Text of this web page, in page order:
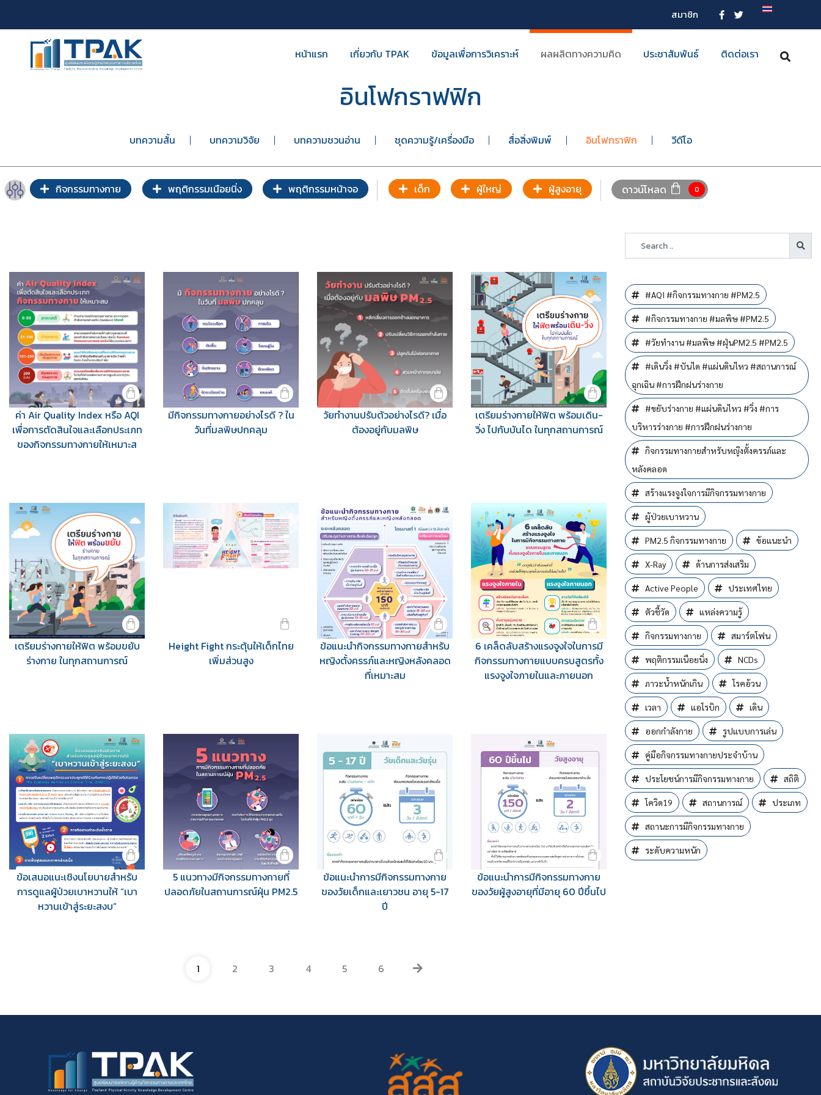
อินโฟกราฟฟิก
บทความสั้น บทความวิจัย บทความชวนอ่าน ชุดความรู้/เครื่องมือ สื่อสิ่งพิมพ์ อินโฟกราฟิก วีดีโอ
กิจกรรมทางกาย พฤติกรรมเนือยนิ่ง พฤติกรรมหน้าจอ เด็ก ผู้ใหญ่ ผู้สูงอายุ ดาวน์โหลด 0
5 ชุด
Download
สมาชิก
หน้าแรก เกี่ยวกับ TPAK ข้อมูลเพื่อการวิเคราะห์ ผลผลิตทางความคิด ประชาสัมพันธ์ ติดต่อเรา
ค่า Air Quality Index หรือ AQI
เพื่อการตัดสินใจและเลือกประเภท
ของกิจกรรมทางกายให้เหมาะส
มีกิจกรรมทางกายอย่างไรดี ? ใน
วันที่มลพิษปกคลุม
วัยทำงานปรับตัวอย่างไรดี? เมื่อ
ต้องอยู่กับมลพิษ
เตรียมร่างกายให้ฟิต พร้อมเดิน-
วิ่ง ไปกับบันได ในทุกสถานการณ์
เตรียมร่างกายให้ฟิต พร้อมขยับ
ร่างกาย ในทุกสถานการณ์
Height Fight กระตุ้นให้เด็กไทย
เพิ่มส่วนสูง
ข้อแนะนำกิจกรรมทางกายสำหรับ
หญิงตั้งครรภ์และหญิงหลังคลอด
ที่เหมาะสม
6 เคล็ดลับสร้างแรงจูงใจในการมี
กิจกรรมทางกายแบบครบสูตรทั้ง
แรงจูงใจภายในและภายนอก
ข้อเสนอแนะเชิงนโยบายสำหรับ
การดูแลผู้ป่วยเบาหวานให้ “เบา
หวานเข้าสู่ระยะสงบ”
5 แนวทางมีกิจกรรมทางกายที่
ปลอดภัยในสถานการณ์ฝุ่น PM2.5
ข้อแนะนำการมีกิจกรรมทางกาย
ของวัยเด็กและเยาวชน อายุ 5-17
ปี
ข้อแนะนำการมีกิจกรรมทางกาย
ของวัยผู้สูงอายุที่มีอายุ 60 ปีขึ้นไป
1 2 3 4 5 6
#AQI #กิจกรรมทางกาย #PM2.5
#กิจกรรมทางกาย #มลพิษ #PM2.5
#วัยทำงาน #มลพิษ #ฝุ่นPM2.5 #PM2.5
#เดินวิ่ง #บันได #แผ่นดินไหว #สถานการณ์
ฉุกเฉิน #การฝึกฝนร่างกาย
#ขยับร่างกาย #แผ่นดินไหว #วิ่ง #การ
บริหารร่างกาย #การฝึกฝนร่างกาย
กิจกรรมทางกายสำหรับหญิงตั้งครรภ์และ
หลังคลอด
สร้างแรงจูงใจการมีกิจกรรมทางกาย
ผู้ป่วยเบาหวาน
PM2.5 กิจกรรมทางกาย ข้อแนะนำ
X-Ray ด้านการส่งเสริม
Active People ประเทศไทย
ตัวชี้วัด แหล่งความรู้
กิจกรรมทางกาย สมาร์ตโฟน
พฤติกรรมเนือยนิ่ง NCDs
ภาวะนํ้าหนักเกิน โรคอ้วน
เวลา แอโรบิก เดิน
ออกกำลังกาย รูปแบบการเล่น
คู่มือกิจกรรมทางกายประจำบ้าน
ประโยชน์การมีกิจกรรมทางกาย สถิติ
โควิด19 สถานการณ์ ประเภท
สถานะการมีกิจกรรมทางกาย
ระดับความหนัก